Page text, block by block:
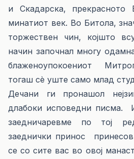
и Скадарска,
минатиот век. Во Битола,
торжествен чин, којшто
начин започнал многу
блаженоупокоениот
тогаш сѐ уште само млад
Дечани ги пронашол
длабоки исповедни писма.
заедничаревме по тој
заеднички принос
се со сите вас во овој